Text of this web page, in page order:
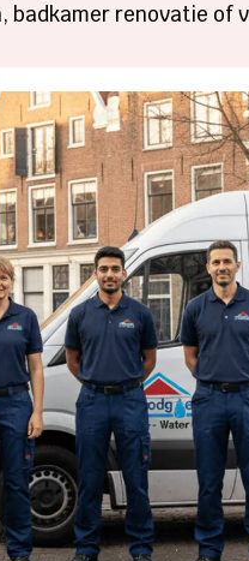
badkamer renovatie of